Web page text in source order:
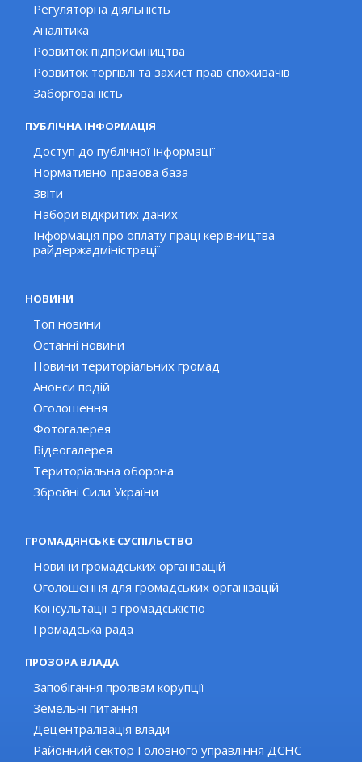
Регуляторна діяльність
Аналітика
Розвиток підприємництва
Розвиток торгівлі та захист прав споживачів
Заборгованість
ПУБЛІЧНА ІНФОРМАЦІЯ
Доступ до публічної інформації
Нормативно-правова база
Звіти
Набори відкритих даних
Інформація про оплату праці керівництва
райдержадміністрації
НОВИНИ
Топ новини
Останні новини
Новини територіальних громад
Анонси подій
Оголошення
Фотогалерея
Відеогалерея
Територіальна оборона
Збройні Сили України
ГРОМАДЯНСЬКЕ СУСПІЛЬСТВО
Новини громадських організацій
Оголошення для громадських організацій
Консультації з громадськістю
Громадська рада
ПРОЗОРА ВЛАДА
Запобігання проявам корупції
Земельні питання
Децентралізація влади
Районний сектор Головного управління ДСНС